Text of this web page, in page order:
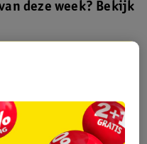
deze week? Bekijk